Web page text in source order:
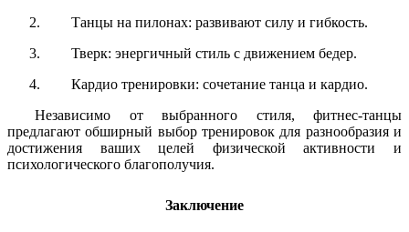
Танцы на пилонах: развивают силу и гибкость.
Тверк: энергичный стиль с движением бедер.
Кардио тренировки: сочетание танца и кардио.
Независимо от выбранного стиля, фитнес-танцы
предлагают обширный выбор тренировок для разнообразия и
достижения ваших целей физической активности и
психологического благополучия.
Заключение